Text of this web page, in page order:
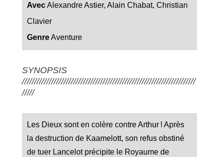
AvecAlexandre Astier, Alain Chabat, Christian
Clavier
GenreAventure
SYNOPSIS
///////////////////////////////////////////////////////////////////////
/////
Les Dieux sont en colère contre Arthur ! Après
la destruction de Kaamelott, son refus obstiné
de tuer Lancelot précipite le Royaume de